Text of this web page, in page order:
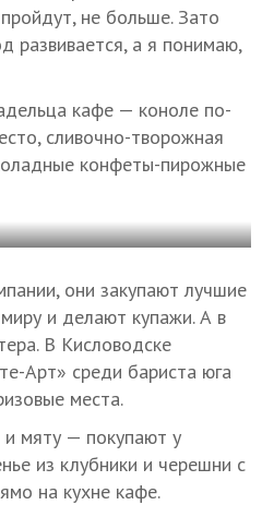
не больше. Зато
развивается, а я понимаю,
кафе — коноле по-
сливочно-творожная
конфеты-пирожные
они закупают лучшие
и делают купажи. А в
В Кисловодске
Арт» среди бариста юга
места.
мяту — покупают у
из клубники и черешни с
на кухне кафе.